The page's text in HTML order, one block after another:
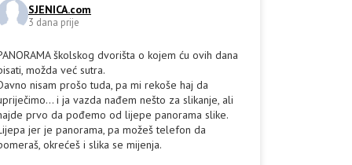
SJENICA.com
3 dana prije
školskog dvorišta o kojem ću ovih dana
možda već sutra.
nisam prošo tuda, pa mi rekoše haj da
i ja vazda nađem nešto za slikanje, ali
prvo da pođemo od lijepe panorama slike.
jer je panorama, pa možeš telefon da
okrećeš i slika se mijenja.